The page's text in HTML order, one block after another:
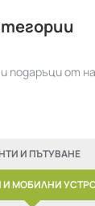
от
И ПЪТУВАНЕ
И МОБИЛНИ